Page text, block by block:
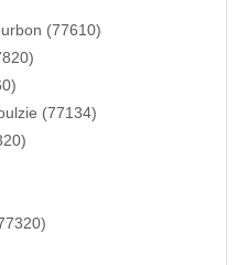
(77610)
(77134)